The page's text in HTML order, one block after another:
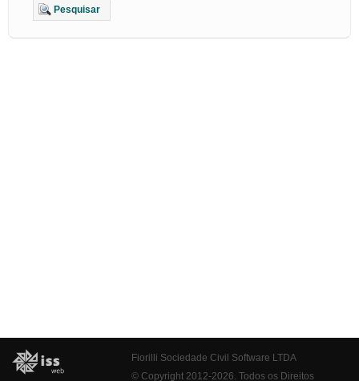
Pesquisar
Fiorilli Sociedade Civil Software LTDA
© Copyright 2012-2026. Todos os Direitos